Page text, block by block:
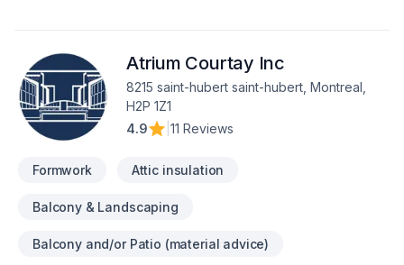
Atrium Courtay Inc
8215 saint-hubert saint-hubert, Montreal,
H2P 1Z1
4.9
11 Reviews
Formwork Attic insulation
Balcony & Landscaping
Balcony and/or Patio (material advice)